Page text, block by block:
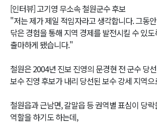
[인터뷰] 고기영 무소속 철원군수 후보
"저는 제가 제일 적임자라고 생각합니다. 그동
닦은 경험을 통해 지역 경제를 발전시킬 수 있
출마하게 됐습니다."
철원은 2004년 진보 진영의 문경현 전 군수 당
보수 진영 후보가 내리 당선된 보수 강세 지역
철원읍과 근남면, 갈말읍 등 권역별 표심이 당
역할을 하기도 하는데,